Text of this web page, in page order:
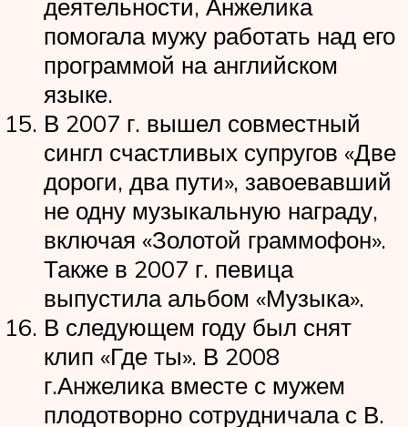
деятельности, Анжелика
помогала мужу работать над его
программой на английском
языке.
В 2007 г. вышел совместный
сингл счастливых супругов «Две
дороги, два пути», завоевавший
не одну музыкальную награду,
включая «Золотой граммофон».
Также в 2007 г. певица
выпустила альбом «Музыка».
В следующем году был снят
клип «Где ты». В 2008
г.Анжелика вместе с мужем
плодотворно сотрудничала с В.